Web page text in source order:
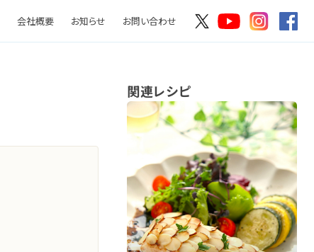
会社概要 お知らせ お問い合わせ
関連レシピ